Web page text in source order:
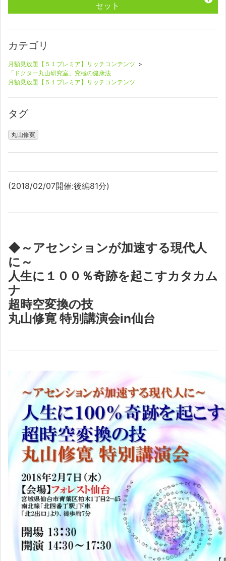
セット
カテゴリ
月額見放題【５１プレミア】リッチコンテンツ >
「ドクター丸山研究室」究極の健康法
月額見放題【５１プレミア】リッチコンテンツ
タグ
丸山修寛
(2018/02/07開催:後編81分)
◆～アセンションが加速する現代人
に～
人生に１００％奇跡を起こすカタカム
ナ
超時空変換の技
丸山修寛 特別講演会in仙台